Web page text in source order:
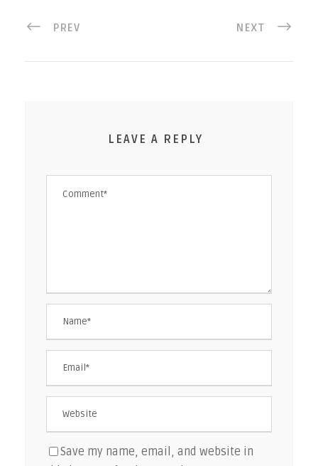
PREV NEXT
LEAVE A REPLY
Save my name, email, and website in